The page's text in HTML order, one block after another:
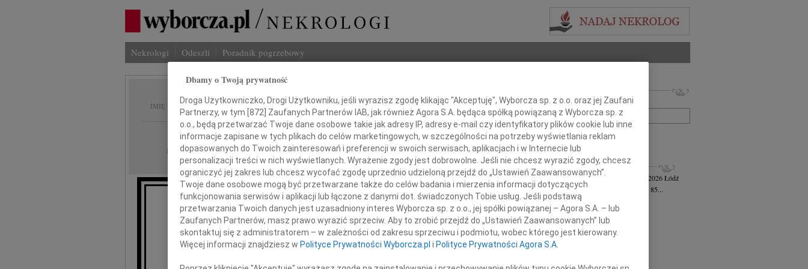
Nekrologi Odeszli Poradnik pogrzebowy
IMIĘ I NAZWISKO: Karolina Pawłowska
REGION: Łódź
DATA EMISJI: 16.08.2018
Karo
Imię i nazwisko lub numer ogłoszenia:
+ szukanie zaawansowane
INNE NEKROLOGI
Czesława Jankiewicz-Ferszt wiek: 85 23.07.2026Łódź
Z głębokim żalem zawiadamiam, że w wieku 85...
Andrzej Szereda 14.07.2026
W dniu 8 lipca 2026 roku odszedł od nas...
Marek Styczyński
28.05.2026
Z głębokim smutkiem i żalem przyjęliśmy...
Bartosz Gwizdała
Dzisiaj mija dziesięć lat od dnia, kiedy...
Dbamy o Twoją prywatność
Droga Użytkowniczko, Drogi Użytkowniku, jeśli wyrazisz zgodę klikając "Akceptuję", Wyborcza sp. z o.o. oraz jej Zaufani
Partnerzy, w tym [872] Zaufanych Partnerów IAB, jak również Agora S.A. będąca spółką powiązaną z Wyborcza sp. z
o.o., będą przetwarzać Twoje dane osobowe takie jak adresy IP, adresy e-mail czy identyfikatory plików cookie lub inne
informacje zapisane w tych plikach do celów marketingowych, w szczególności na potrzeby wyświetlania reklam
dopasowanych do Twoich zainteresowań i preferencji w swoich serwisach, aplikacjach i w Internecie lub
personalizacji treści w nich wyświetlanych. Wyrażenie zgody jest dobrowolne. Jeśli nie chcesz wyrazić zgody, chcesz
ograniczyć jej zakres lub chcesz wycofać zgodę uprzednio udzieloną przejdź do „Ustawień Zaawansowanych”.
Twoje dane osobowe mogą być przetwarzane także do celów badania i mierzenia informacji dotyczących
funkcjonowania serwisów i aplikacji lub łączone z danymi dot. świadczonych Tobie usług. Jeśli podstawą
przetwarzania Twoich danych jest uzasadniony interes Wyborcza sp. z o.o., jej spółki powiązanej – Agora S.A. – lub
Zaufanych Partnerów, masz prawo wyrazić sprzeciw. Aby to zrobić przejdź do „Ustawień Zaawansowanych” lub
skontaktuj się z administratorem – w zależności od zakresu sprzeciwu i podmiotu, wobec którego jest kierowany.
Więcej informacji znajdziesz w Polityce Prywatności Wyborcza.pl i Polityce Prywatności Agora S.A.